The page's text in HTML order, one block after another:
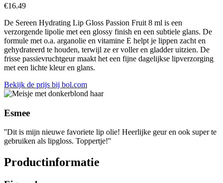
€16.49
De Sereen Hydrating Lip Gloss Passion Fruit 8 ml is een
verzorgende lipolie met een glossy finish en een subtiele glans. De
formule met o.a. arganolie en vitamine E helpt je lippen zacht en
gehydrateerd te houden, terwijl ze er voller en gladder uitzien. De
frisse passievruchtgeur maakt het een fijne dagelijkse lipverzorging
met een lichte kleur en glans.
Bekijk de prijs bij bol.com
Esmee
''Dit is mijn nieuwe favoriete lip olie! Heerlijke geur en ook super te
gebruiken als lipgloss. Toppertje!''
Productinformatie